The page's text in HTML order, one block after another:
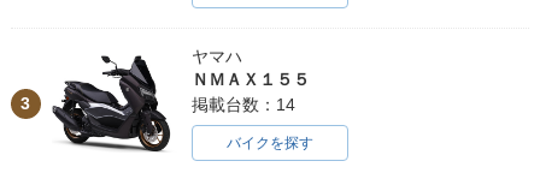
3
ヤマハ
ＮＭＡＸ１５５
掲載台数：14
バイクを探す